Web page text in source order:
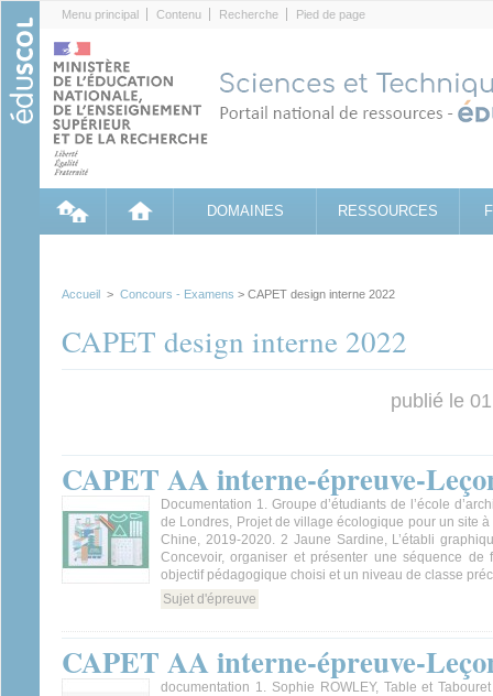
Menu principal Contenu Recherche Pied de page
DOMAINES RESSOURCES
Accueil > Concours - Examens > CAPET design interne 2022
CAPET design interne 2022
publié le
CAPET AA interne-épreuve-
Documentation 1. Groupe d’étudiants de l’école
de Londres, Projet de village écologique pour un site
Chine, 2019-2020. 2 Jaune Sardine, L’établi
Concevoir, organiser et présenter une séquence de
objectif pédagogique choisi et un niveau de classe
Sujet d'épreuve
CAPET AA interne-épreuve-
documentation 1. Sophie ROWLEY, Table et